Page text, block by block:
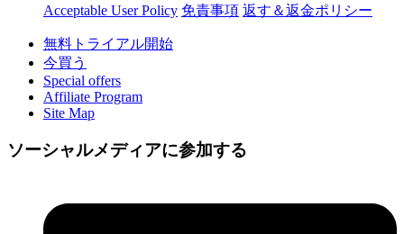
Acceptable User Policy 免責事項 返す＆返金ポリシー
無料トライアル開始
今買う
Special offers
Affiliate Program
Site Map
ソーシャルメディアに参加する